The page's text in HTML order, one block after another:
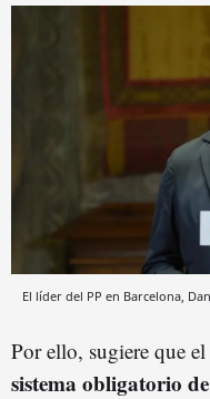
El líder del PP en Barcelona,
Por ello, sugiere que
sistema obligatorio